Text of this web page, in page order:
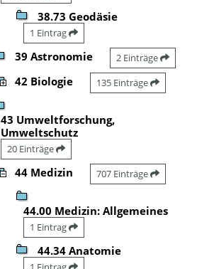
38.73 Geodäsie
1 Eintrag
39 Astronomie 2 Einträge
42 Biologie 135 Einträge
43 Umweltforschung,
Umweltschutz
20 Einträge
44 Medizin 707 Einträge
44.00 Medizin: Allgemeines
1 Eintrag
44.34 Anatomie